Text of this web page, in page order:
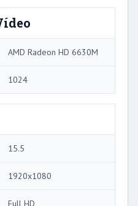
AMD Radeon HD 6630M
1024
15.5
1920x1080
Full HD